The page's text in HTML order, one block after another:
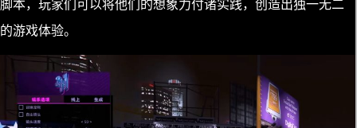
脚本，玩家们可以将他们的想象力付诸实践，创造出独一无二
的游戏体验。